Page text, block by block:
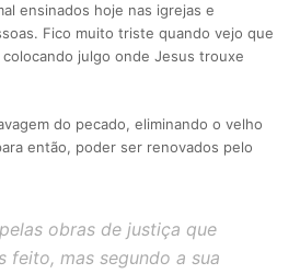
ensinados hoje nas igrejas e
Fico muito triste quando vejo que
julgo onde Jesus trouxe
do pecado, eliminando o velho
então, poder ser renovados pelo
obras de justiça que
feito, mas segundo a sua